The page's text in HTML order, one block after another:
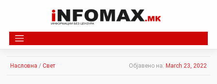
Насловна / Свет Објавено на: March 23, 2022